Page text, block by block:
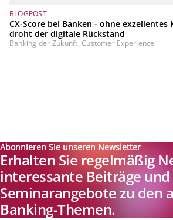
BLOGPOST
CX-Score bei Banken - ohne exzellentes
droht der digitale Rückstand
Banking der Zukunft, Customer Experience
Abonnieren Sie unseren Newsletter
Erhalten Sie regelmäßig
interessante Beiträge und
Seminarangebote zu den
Banking-Themen.